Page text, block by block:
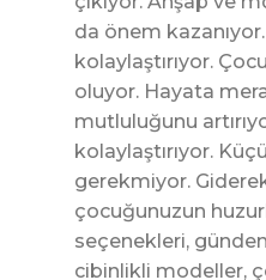
da önem
kolaylaştırıyor.
oluyor. Hayata
mutluluğunu
kolaylaştırıyor.
gerekmiyor.
çocuğunuzun
seçenekleri,
cibinlikli modeller,